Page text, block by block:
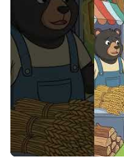
lâm nghiệp tối ưu hoá
🎥 Xem video trực tiếp
Nguồn: Cú Thông Thái